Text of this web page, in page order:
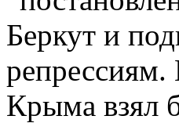
Беркут и
Крыма взял